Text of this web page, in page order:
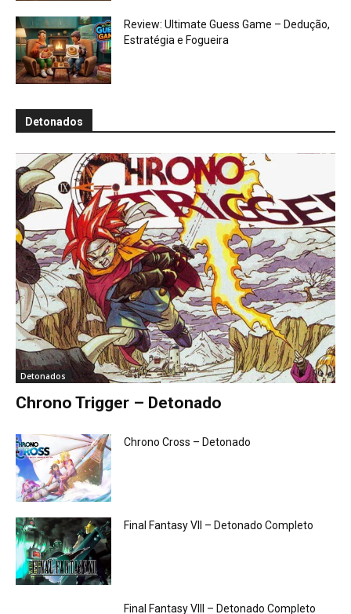
Review: Ultimate Guess Game – Dedução,
Estratégia e Fogueira
Detonados
Detonados
Chrono Trigger – Detonado
Chrono Cross – Detonado
Final Fantasy VII – Detonado Completo
Final Fantasy VIII – Detonado Completo